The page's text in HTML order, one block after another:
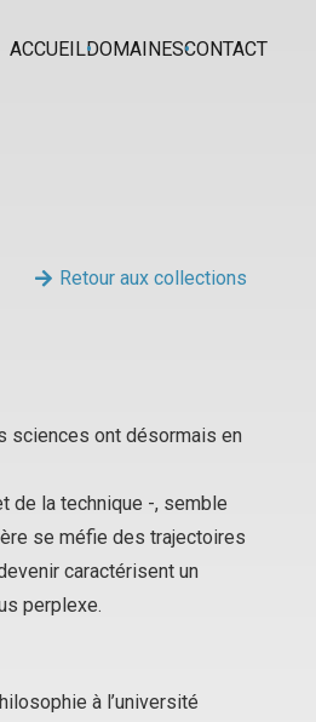
ACCUEILDOMAINESCONTACT
Retour aux collections
sciences ont désormais en
de la technique -, semble
se méfie des trajectoires
caractérisent un
perplexe.
à l’université